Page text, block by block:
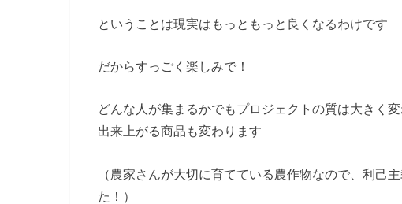
ということは現実はもっともっと良くなるわけです
だからすっごく楽しみで！
どんな人が集まるかでもプロジェクトの質は大きく変
出来上がる商品も変わります
（農家さんが大切に育てている農作物なので、利己
た！）